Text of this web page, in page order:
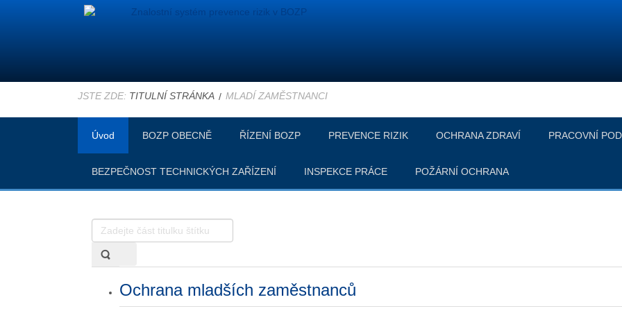
JSTE ZDE: TITULNÍ STRÁNKA MLADÍ ZAMĚSTNANCI
Úvod BOZP OBECNĚ ŘÍZENÍ BOZP PREVENCE RIZIK OCHRANA ZDRAVÍ PRACOVNÍ
BEZPEČNOST TECHNICKÝCH ZAŘÍZENÍ INSPEKCE PRÁCE POŽÁRNÍ OCHRANA
Zadejte
část
titulku
štítku
Ochrana mladších zaměstnanců